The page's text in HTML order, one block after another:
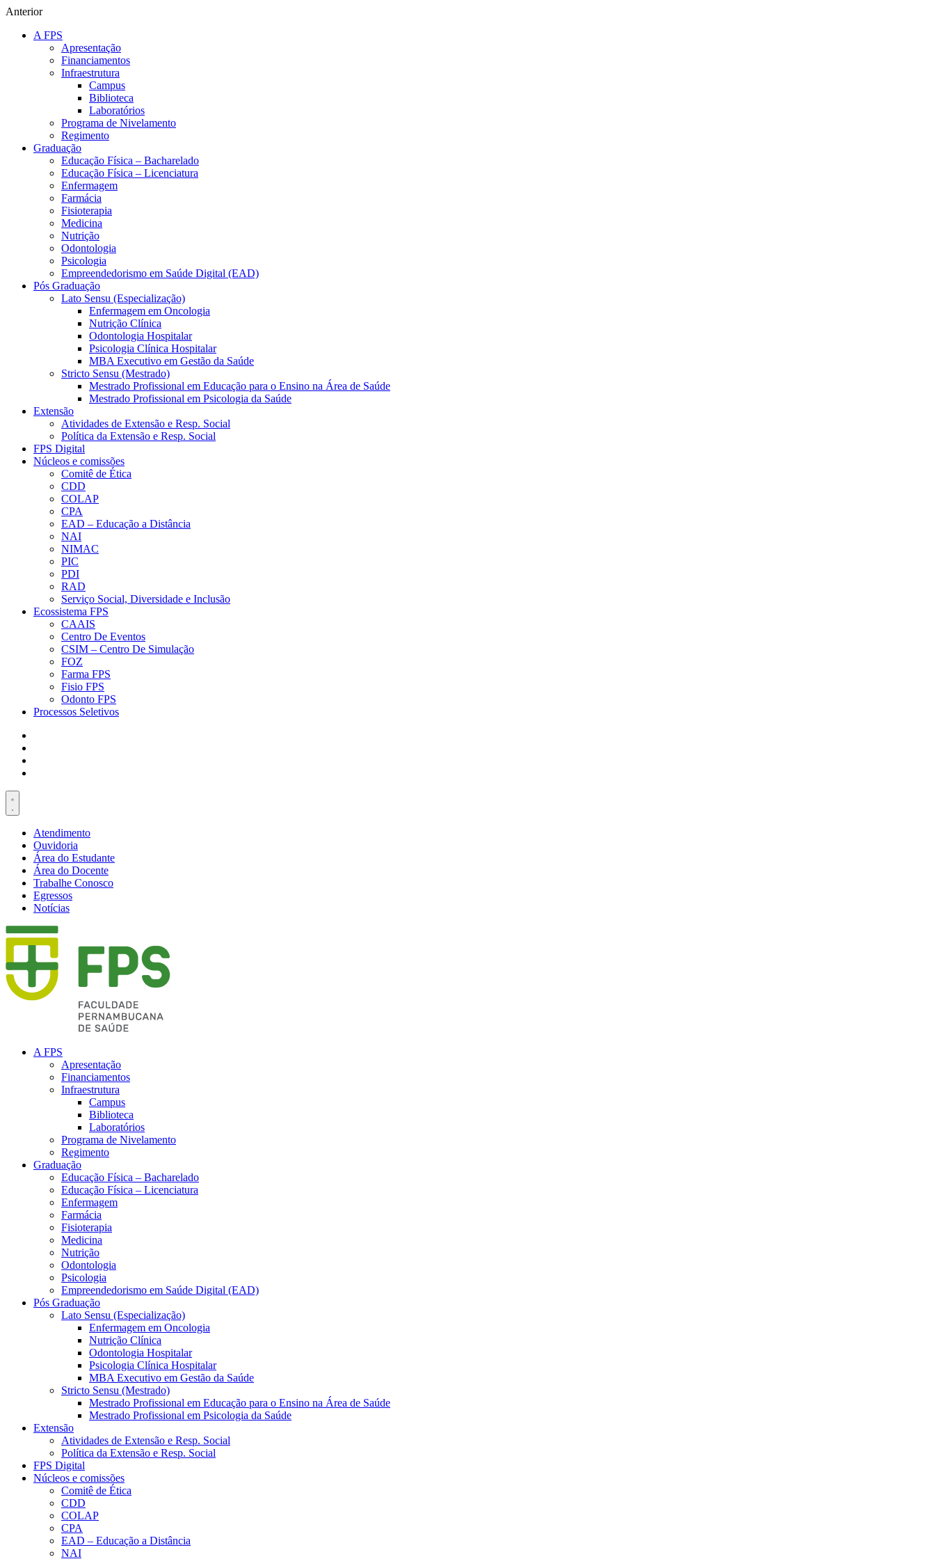
Anterior
A FPS
Apresentação
Financiamentos
Infraestrutura
Campus
Biblioteca
Laboratórios
Programa de Nivelamento
Regimento
Graduação
Educação Física – Bacharelado
Educação Física – Licenciatura
Enfermagem
Farmácia
Fisioterapia
Medicina
Nutrição
Odontologia
Psicologia
Empreendedorismo em Saúde Digital (EAD)
Pós Graduação
Lato Sensu (Especialização)
Enfermagem em Oncologia
Nutrição Clínica
Odontologia Hospitalar
Psicologia Clínica Hospitalar
MBA Executivo em Gestão da Saúde
Stricto Sensu (Mestrado)
Mestrado Profissional em Educação para o Ensino na Área de Saúde
Mestrado Profissional em Psicologia da Saúde
Extensão
Atividades de Extensão e Resp. Social
Política da Extensão e Resp. Social
FPS Digital
Núcleos e comissões
Comitê de Ética
CDD
COLAP
CPA
EAD – Educação a Distância
NAI
NIMAC
PIC
PDI
RAD
Serviço Social, Diversidade e Inclusão
Ecossistema FPS
CAAIS
Centro De Eventos
CSIM – Centro De Simulação
FOZ
Farma FPS
Fisio FPS
Odonto FPS
Processos Seletivos
Atendimento
Ouvidoria
Área do Estudante
Área do Docente
Trabalhe Conosco
Egressos
Notícias
A FPS
Apresentação
Financiamentos
Infraestrutura
Campus
Biblioteca
Laboratórios
Programa de Nivelamento
Regimento
Graduação
Educação Física – Bacharelado
Educação Física – Licenciatura
Enfermagem
Farmácia
Fisioterapia
Medicina
Nutrição
Odontologia
Psicologia
Empreendedorismo em Saúde Digital (EAD)
Pós Graduação
Lato Sensu (Especialização)
Enfermagem em Oncologia
Nutrição Clínica
Odontologia Hospitalar
Psicologia Clínica Hospitalar
MBA Executivo em Gestão da Saúde
Stricto Sensu (Mestrado)
Mestrado Profissional em Educação para o Ensino na Área de Saúde
Mestrado Profissional em Psicologia da Saúde
Extensão
Atividades de Extensão e Resp. Social
Política da Extensão e Resp. Social
FPS Digital
Núcleos e comissões
Comitê de Ética
CDD
COLAP
CPA
EAD – Educação a Distância
NAI